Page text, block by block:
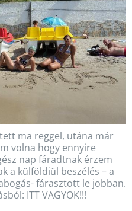
ma reggel, utána már
volna hogy ennyire
nap fáradtnak érzem
a külföldiül beszélés – a
fárasztott le jobban.
ITT VAGYOK!!!